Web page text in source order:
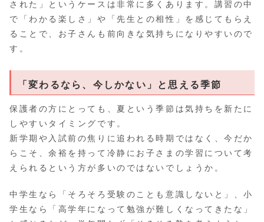
された」というケースは非常に多くあります。講習の中
で「わかる楽しさ」や「先生との相性」を感じてもらえ
ることで、お子さんも前向きな気持ちになりやすいので
す。
「変わるなら、今しかない」と思える季節
保護者の方にとっても、夏という季節は気持ちを新たに
しやすいタイミングです。
新学期や入試前の焦りに追われる時期ではなく、今だか
らこそ、余裕を持って冷静にお子さまの学習について考
えられるという方が多いのではないでしょうか。
中学生なら「そろそろ受験のことも意識しないと」、小
学生なら「高学年になって勉強が難しくなってきたな」